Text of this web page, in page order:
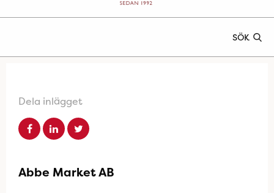
SÖK
Dela inlägget
Abbe Market AB